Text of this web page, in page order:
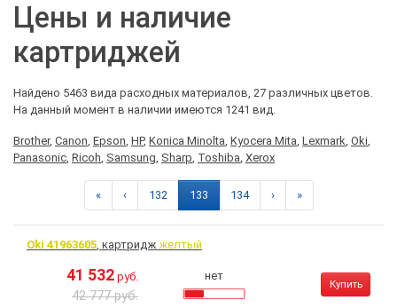
Цены и наличие
картриджей
Найдено 5463 вида расходных материалов, 27 различных цветов.
На данный момент в наличии имеются 1241 вид.
Brother, Canon, Epson, HP, Konica Minolta, Kyocera Mita, Lexmark, Oki,
Panasonic, Ricoh, Samsung, Sharp, Toshiba, Xerox
« ‹ 132 133 134 › »
Oki 41963605, картридж желтый
41 532 руб.
42 777 руб.
нет
Купить